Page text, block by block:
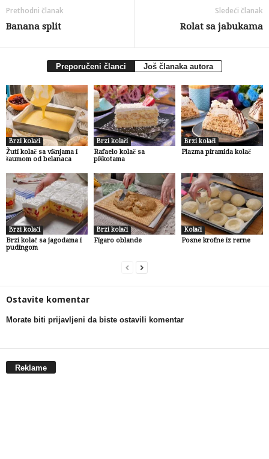
Prethodni članak
Banana split
Sledeći članak
Rolat sa jabukama
Preporučeni članci Još članaka autora
Brzi kolači
Žuti kolač sa višnjama i
šaumom od belanaca
Brzi kolači
Rafaelo kolač sa
piškotama
Brzi kolači
Plazma piramida kolač
Brzi kolači
Brzi kolač sa jagodama i
pudingom
Brzi kolači
Figaro oblande
Kolači
Posne krofne iz rerne
Ostavite komentar
Morate biti prijavljeni da biste ostavili komentar
Reklame